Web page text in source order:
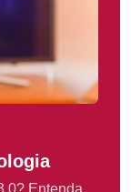
Entenda